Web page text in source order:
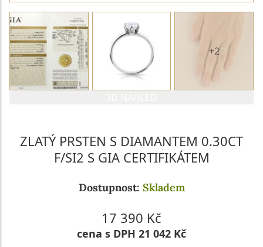
+2
ZLATÝ PRSTEN S DIAMANTEM 0.30CT
F/SI2 S GIA CERTIFIKÁTEM
Dostupnost: Skladem
17 390 Kč
cena s DPH 21 042 Kč